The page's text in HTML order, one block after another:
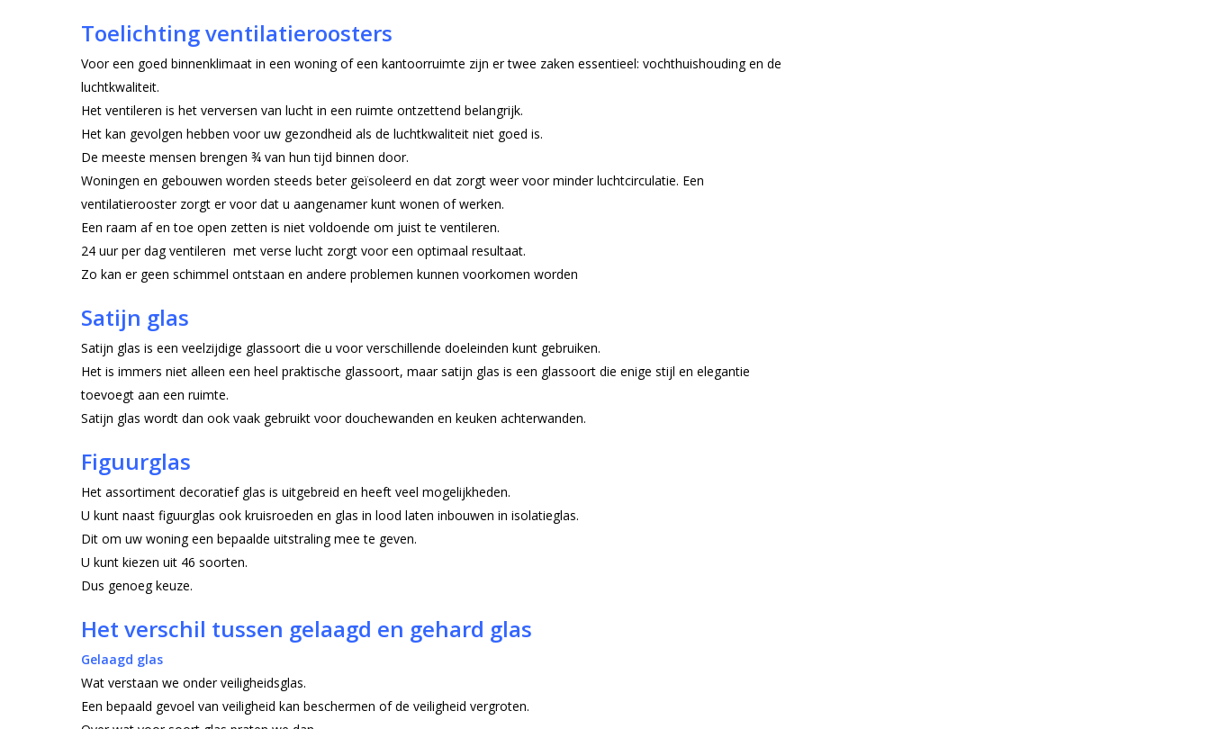
Toelichting ventilatieroosters
Voor een goed binnenklimaat in een woning of een kantoorruimte zijn er twee zaken essentieel: vochthuishouding en de
luchtkwaliteit.
Het ventileren is het verversen van lucht in een ruimte ontzettend belangrijk.
Het kan gevolgen hebben voor uw gezondheid als de luchtkwaliteit niet goed is.
De meeste mensen brengen ¾ van hun tijd binnen door.
Woningen en gebouwen worden steeds beter geïsoleerd en dat zorgt weer voor minder luchtcirculatie. Een
ventilatierooster zorgt er voor dat u aangenamer kunt wonen of werken.
Een raam af en toe open zetten is niet voldoende om juist te ventileren.
24 uur per dag ventileren met verse lucht zorgt voor een optimaal resultaat.
Zo kan er geen schimmel ontstaan en andere problemen kunnen voorkomen worden
Satijn glas
Satijn glas is een veelzijdige glassoort die u voor verschillende doeleinden kunt gebruiken.
Het is immers niet alleen een heel praktische glassoort, maar satijn glas is een glassoort die enige stijl en elegantie
toevoegt aan een ruimte.
Satijn glas wordt dan ook vaak gebruikt voor douchewanden en keuken achterwanden.
Figuurglas
Het assortiment decoratief glas is uitgebreid en heeft veel mogelijkheden.
U kunt naast figuurglas ook kruisroeden en glas in lood laten inbouwen in isolatieglas.
Dit om uw woning een bepaalde uitstraling mee te geven.
U kunt kiezen uit 46 soorten.
Dus genoeg keuze.
Het verschil tussen gelaagd en gehard glas
Gelaagd glas
Wat verstaan we onder veiligheidsglas.
Een bepaald gevoel van veiligheid kan beschermen of de veiligheid vergroten.